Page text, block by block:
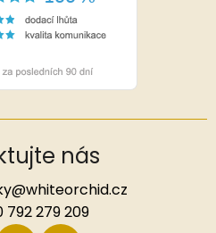
nás
@whiteorchid.cz
792 279 209